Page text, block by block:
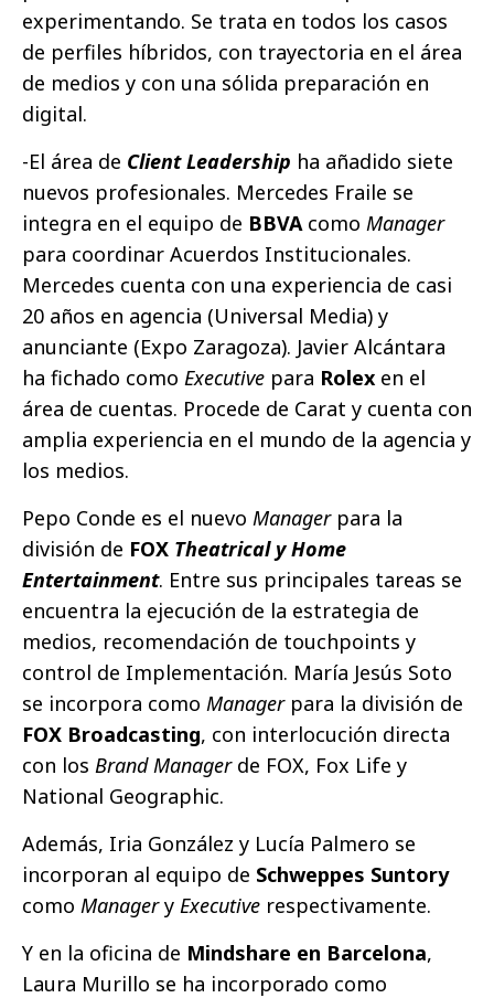
experimentando. Se trata en todos los casos
de perfiles híbridos, con trayectoria en el área
de medios y con una sólida preparación en
digital.
-El área de Client Leadership ha añadido siete
nuevos profesionales. Mercedes Fraile se
integra en el equipo de BBVA como Manager
para coordinar Acuerdos Institucionales.
Mercedes cuenta con una experiencia de casi
20 años en agencia (Universal Media) y
anunciante (Expo Zaragoza). Javier Alcántara
ha fichado como Executive para Rolex en el
área de cuentas. Procede de Carat y cuenta con
amplia experiencia en el mundo de la agencia y
los medios.
Pepo Conde es el nuevo Managerpara la
división de FOX Theatrical y Home
Entertainment. Entre sus principales tareas se
encuentra la ejecución de la estrategia de
medios, recomendación de touchpoints y
control de Implementación. María Jesús Soto
se incorpora como Managerpara la división de
FOX Broadcasting, con interlocución directa
con los Brand Managerde FOX, Fox Life y
National Geographic.
Además, Iria González y Lucía Palmero se
incorporan al equipo de Schweppes Suntory
como Managery Executive respectivamente.
Y en la oficina de Mindshare en Barcelona,
Laura Murillo se ha incorporado como